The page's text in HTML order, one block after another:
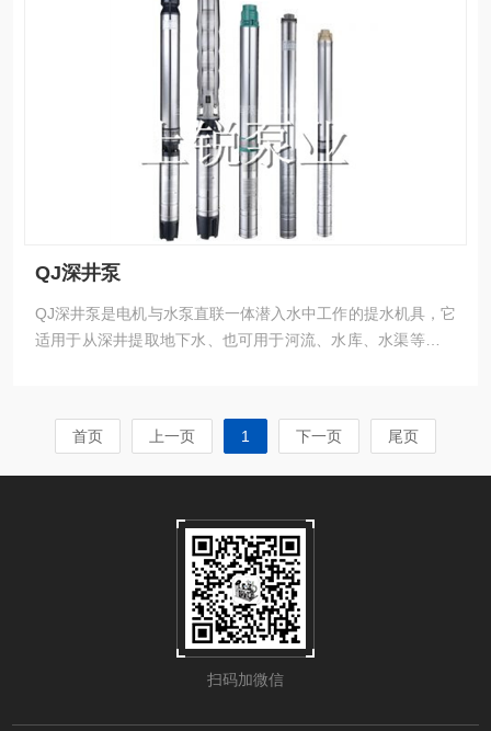
QJ深井泵
QJ深井泵是电机与水泵直联一体潜入水中工作的提水机具，它
适用于从深井提取地下水、也可用于河流、水库、水渠等提水
首页 上一页 1 下一页 尾页
扫码加微信